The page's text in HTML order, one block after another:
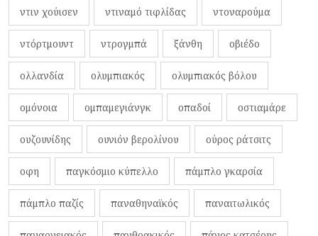
ντιν χούισεν ντιναμό τιφλίδας ντοναρούμα
ντόρτμουντ ντρογμπά ξάνθη οβιέδο
ολλανδία ολυμπιακός ολυμπιακός βόλου
ομόνοια ομπαμεγιάνγκ οπαδοί οστιαμάρε
ουζουνίδης ουνιόν βερολίνου ούρος ράτσιτς
οφη παγκόσμιο κύπελλο πάμπλο γκαρσία
πάμπλο παζίς παναθηναϊκός παναιτωλικός